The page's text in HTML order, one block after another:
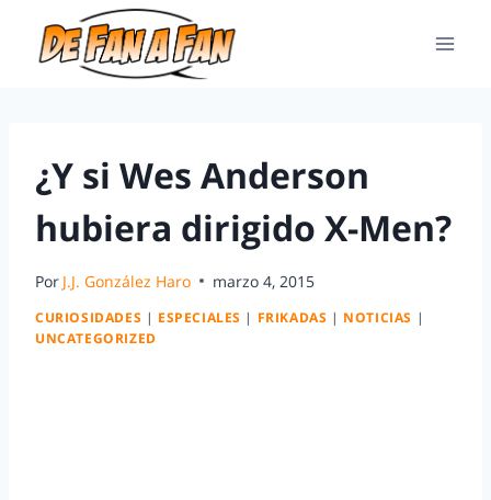
¿Y si Wes Anderson
hubiera dirigido X-Men?
Por J.J. González Haro marzo 4, 2015
CURIOSIDADES | ESPECIALES | FRIKADAS | NOTICIAS |
UNCATEGORIZED